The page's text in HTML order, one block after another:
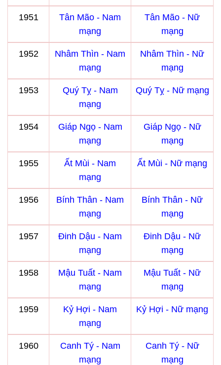
1951
Tân Mão - Nam
mạng
Tân Mão - Nữ
mạng
1952
Nhâm Thìn - Nam
mạng
Nhâm Thìn - Nữ
mạng
1953
Quý Tỵ - Nam
mạng
Quý Tỵ - Nữ mạng
1954
Giáp Ngọ - Nam
mạng
Giáp Ngọ - Nữ
mạng
1955
Ất Mùi - Nam
mạng
Ất Mùi - Nữ mạng
1956
Bính Thân - Nam
mạng
Bính Thân - Nữ
mạng
1957
Đinh Dậu - Nam
mạng
Đinh Dậu - Nữ
mạng
1958
Mậu Tuất - Nam
mạng
Mậu Tuất - Nữ
mạng
1959
Kỷ Hợi - Nam
mạng
Kỷ Hợi - Nữ mạng
1960
Canh Tý - Nam
mạng
Canh Tý - Nữ
mạng